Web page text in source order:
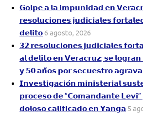
𝗚𝗼𝗹𝗽𝗲 𝗮 𝗹𝗮 𝗶𝗺𝗽𝘂𝗻𝗶𝗱𝗮𝗱 𝗲𝗻
𝗿𝗲𝘀𝗼𝗹𝘂𝗰𝗶𝗼𝗻𝗲𝘀 𝗷𝘂𝗱𝗶𝗰𝗶𝗮𝗹𝗲𝘀
𝗱𝗲𝗹𝗶𝘁𝗼6 agosto, 2026
𝟯𝟮 𝗿𝗲𝘀𝗼𝗹𝘂𝗰𝗶𝗼𝗻𝗲𝘀 𝗷𝘂𝗱𝗶𝗰𝗶𝗮𝗹𝗲𝘀
𝗮𝗹 𝗱𝗲𝗹𝗶𝘁𝗼 𝗲𝗻 𝗩𝗲𝗿𝗮𝗰𝗿𝘂𝘇; 𝘀𝗲
𝘆 𝟱𝟬 𝗮𝗻̃𝗼𝘀 𝗽𝗼𝗿 𝘀𝗲𝗰𝘂𝗲𝘀𝘁𝗿𝗼
𝗜𝗻𝘃𝗲𝘀𝘁𝗶𝗴𝗮𝗰𝗶𝗼́𝗻 𝗺𝗶𝗻𝗶𝘀𝘁𝗲𝗿𝗶𝗮𝗹
𝗽𝗿𝗼𝗰𝗲𝘀𝗼 𝗱𝗲 “𝗖𝗼𝗺𝗮𝗻𝗱𝗮𝗻𝘁𝗲 𝗟𝗲𝘃𝗶”
𝗱𝗼𝗹𝗼𝘀𝗼 𝗰𝗮𝗹𝗶𝗳𝗶𝗰𝗮𝗱𝗼 𝗲𝗻 𝗬𝗮𝗻𝗴𝗮 5